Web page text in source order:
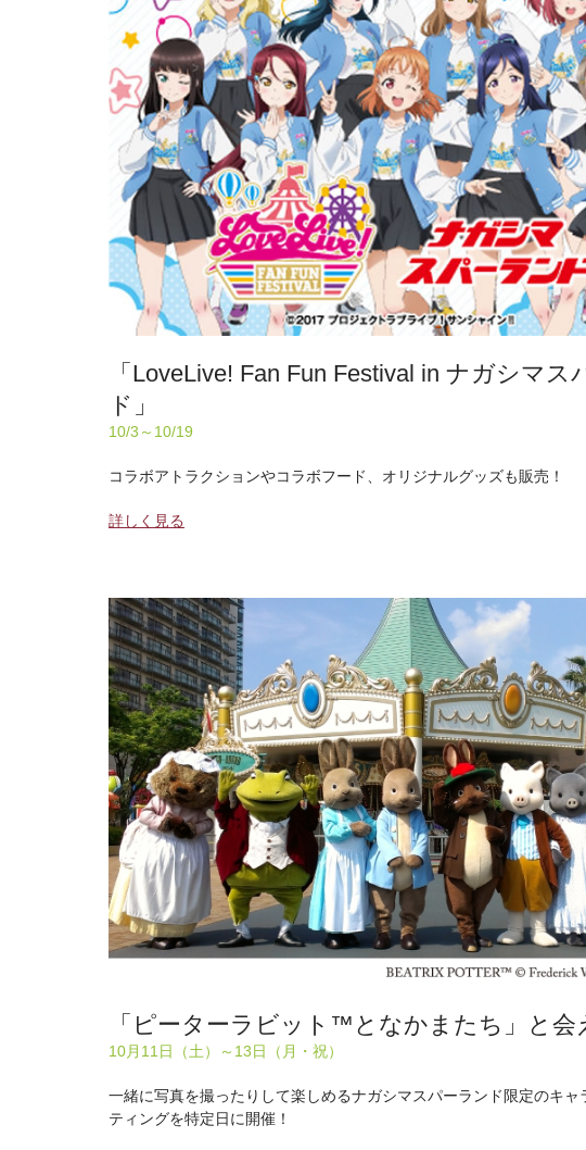
「LoveLive! Fan Fun Festival in ナガシマス
ド」
10/3～10/19
コラボアトラクションやコラボフード、オリジナルグッズも販売！
詳しく見る
「ピーターラビット™となかまたち」と会
10月11日（土）～13日（月・祝）
一緒に写真を撮ったりして楽しめるナガシマスパーランド限定のキャ
ティングを特定日に開催！